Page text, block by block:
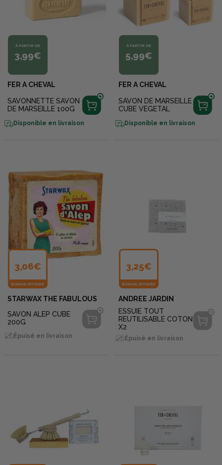
À PARTIR DE
3,99€
FER A CHEVAL
SAVONNETTE SAVON
DE MARSEILLE 100G
Disponible en livraison
À PARTIR DE
5,99€
FER A CHEVAL
SAVON DE MARSEILLE
CUBE VEGETAL
Disponible en livraison
3,06€
BONNE AFFAIRE
STARWAX THE FABULOUS
SAVON ALEP CUBE
200G
Épuisé en livraison
3,25€
BONNE AFFAIRE
ANDREE JARDIN
ESSUIE TOUT
REUTILISABLE COTON
X2
Épuisé en livraison